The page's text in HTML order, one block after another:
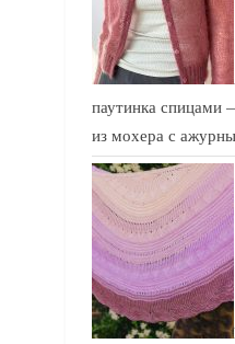
паутинка спицами
из мохера с